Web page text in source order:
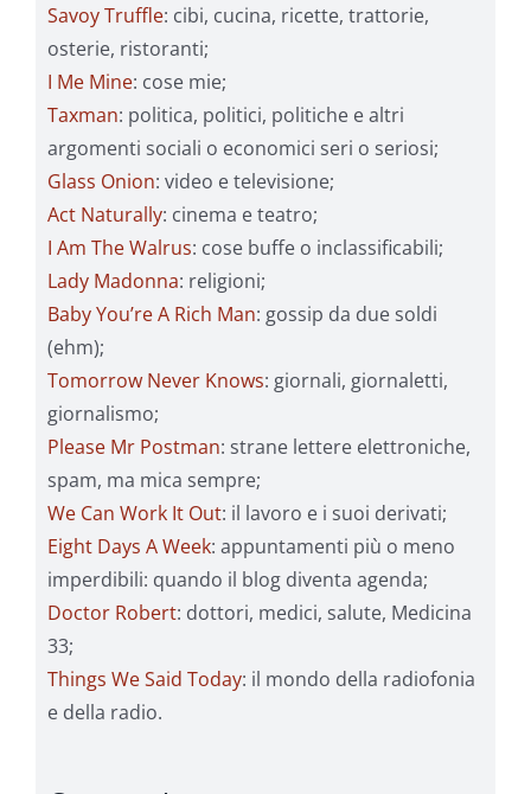
Savoy Truffle: cibi, cucina, ricette, trattorie,
osterie, ristoranti;
I Me Mine: cose mie;
Taxman: politica, politici, politiche e altri
argomenti sociali o economici seri o seriosi;
Glass Onion: video e televisione;
Act Naturally: cinema e teatro;
I Am The Walrus: cose buffe o inclassificabili;
Lady Madonna: religioni;
Baby You’re A Rich Man: gossip da due soldi
(ehm);
Tomorrow Never Knows: giornali, giornaletti,
giornalismo;
Please Mr Postman: strane lettere elettroniche,
spam, ma mica sempre;
We Can Work It Out: il lavoro e i suoi derivati;
Eight Days A Week: appuntamenti più o meno
imperdibili: quando il blog diventa agenda;
Doctor Robert: dottori, medici, salute, Medicina
33;
Things We Said Today: il mondo della radiofonia
e della radio.